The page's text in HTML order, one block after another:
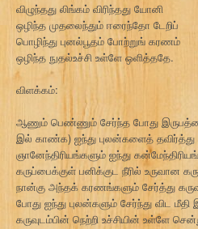
விழுந்தது லிங்கம் விரிந்தது யோனி
ஒழிந்த முதலைந்தும் ஈரைந்தோ டேறிப்
பொழிந்து புனல்பூதம் போற்றுங் கரணம்
ஒழிந்த நுதல்உச்சி உள்ளே ஒளித்ததே.
விளக்கம்:
ஆணும் பெண்ணும் சேர்ந்த போது
இல் காண்க) ஐந்து புலன்களைத் தவிர்த்து
ஞானேந்திரியங்களும் ஐந்து
கருப்பைக்குள் பனிக்குட நீரில் உருவான
நான்கு அந்தக் கரணங்களும் சேர்த்து
போது ஐந்து புலன்களும் சேர்ந்து விட மீதி
கருவுடம்பின் நெற்றி உச்சியின் உள்ளே